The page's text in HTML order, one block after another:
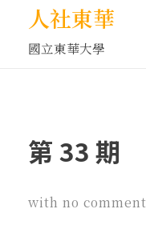
人社東華
國立東華大學
藝文空間
第 33 期
with no comment